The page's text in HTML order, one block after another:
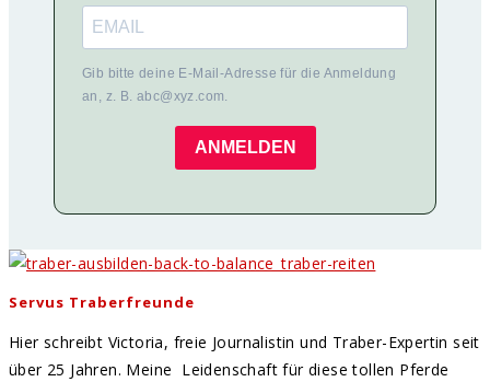
Gib bitte deine E-Mail-Adresse für die Anmeldung
an, z. B. abc@xyz.com.
ANMELDEN
Servus Traberfreunde
Hier schreibt Victoria, freie Journalistin und Traber-Expertin seit
über 25 Jahren. Meine Leidenschaft für diese tollen Pferde